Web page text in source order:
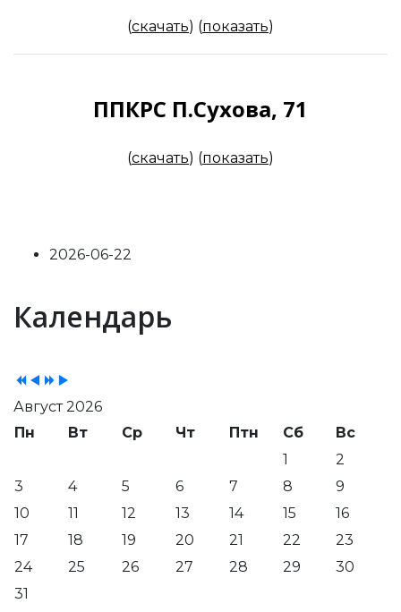
(скачать) (показать)
ППКРС П.Сухова, 71
(скачать) (показать)
2026-06-22
Календарь
Previous
Year
Previous
Month
YearMonth
Август 2026
Пн
Вт Ср Чт Птн Сб
Вс
1
2
3
4 5 6 7 8
9
10
11 12 13 14 15
16
17
18 19 20 21 22
23
24
25 26 27 28 29
30
31